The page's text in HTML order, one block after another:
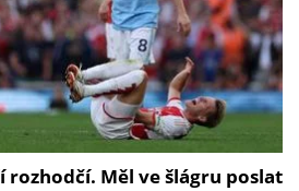
rozhodčí. Měl ve šlágru poslat